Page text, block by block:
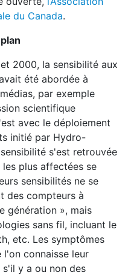
du Canada.
2000, la sensibilité aux
été abordée à
par exemple
scientifique
avec le déploiement
initié par Hydro-
s'est retrouvée
plus affectées se
sensibilités ne se
des compteurs à
génération », mais
sans fil, incluant le
etc. Les symptômes
l'on connaisse leur
y a ou non des